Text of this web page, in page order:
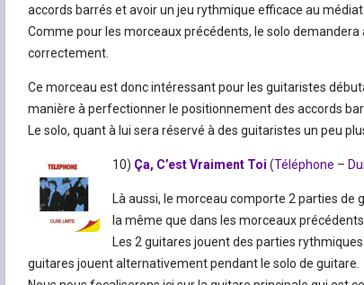
accords barrés et avoir un jeu rythmique efficace au
Comme pour les morceaux précédents, le solo
correctement.
Ce morceau est donc intéressant pour les guitaristes
manière à perfectionner le positionnement des accords
Le solo, quant à lui sera réservé à des guitaristes un peu
10) Ça, C’est Vraiment Toi (Téléphone –
Là aussi, le morceau comporte 2 parties de
la même que dans les morceaux précédents.
Les 2 guitares jouent des parties
guitares jouent alternativement pendant le solo de guitare.